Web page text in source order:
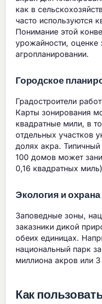
как в
часто используются
Понимание этой
урожайности, оценке
агропланировании.
Городское
Градостроители
Карты зонирования
квадратные мили, в
отдельных участков
долях акра.
100 домов может
0,16 квадратных
Экология и
Заповедные зоны,
заказники дикой
обеих единицах.
национальный парк
миллиона акров или
Как